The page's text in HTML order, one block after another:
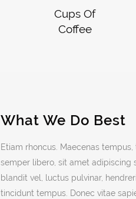
Cups Of
Coffee
What We Do Best
Etiam rhoncus. Maecenas
semper libero, sit amet adipiscing
blandit vel, luctus pulvinar,
tincidunt tempus. Donec vitae